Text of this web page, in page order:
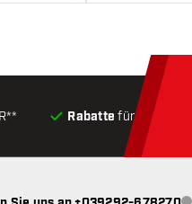
Rabatte für Kunden